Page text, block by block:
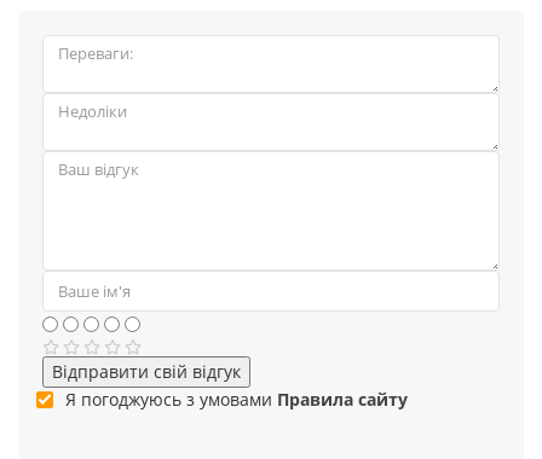
Відправити свій відгук
Я погоджуюсь з умовами Правила сайту